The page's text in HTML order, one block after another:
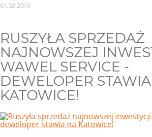
01.02.2016
RUSZYŁA SPRZEDAŻ
NAJNOWSZEJ
WAWEL SERVICE -
DEWELOPER
KATOWICE!